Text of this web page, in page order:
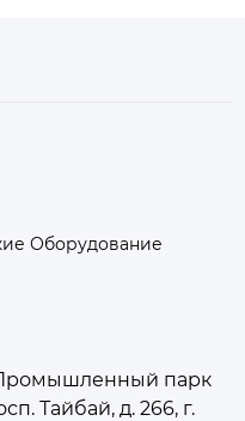
Оборудование
парк
Тайбай, д. 266, г.